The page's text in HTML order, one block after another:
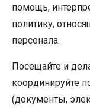
помощь,
политику,
персонала.
Посещайте и
координируйте
(документы,